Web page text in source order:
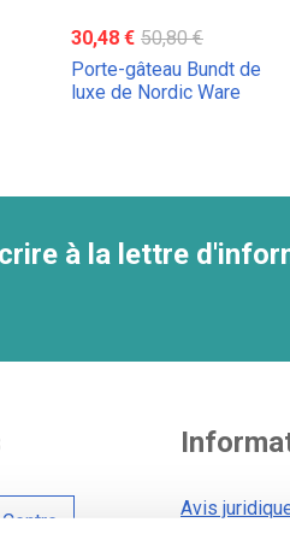
30,48 € 50,80 €
Porte-gâteau Bundt de
luxe de Nordic Ware
à la lettre
Avis